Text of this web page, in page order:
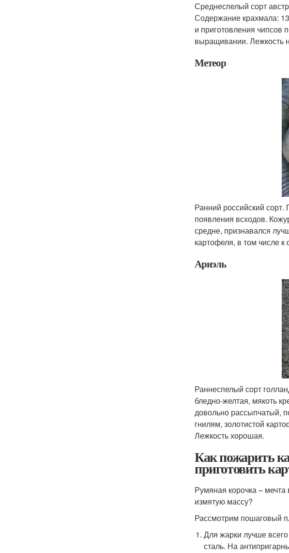
Среднеспелый сорт
Содержание крахмала:
и приготовления чипсов
выращивании. Лежкость
Метеор
Ранний российский
появления всходов.
средне, признавался
картофеля, в том числе
Ариэль
Раннеспелый сорт
бледно-желтая, мякоть
довольно рассыпчатый,
гнилям, золотистой
Лежкость хорошая.
Как пожарить
приготовить
Румяная корочка –
измятую массу?
Рассмотрим пошаговый
Для жарки лучше
сталь. На